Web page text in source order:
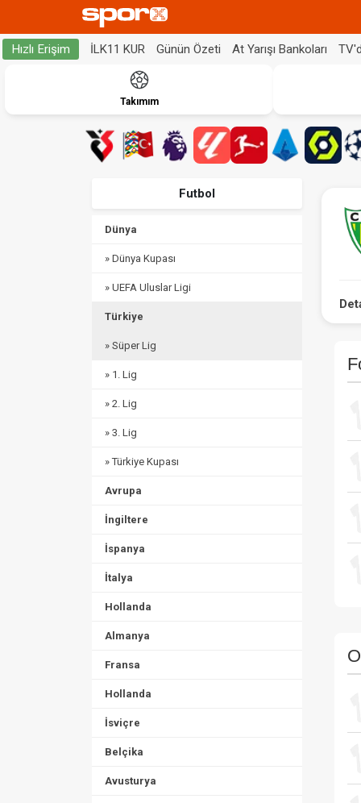
Hızlı Erişim İLK11 KUR Günün Özeti At Yarışı Bankoları
Takımım
Futbol
Dünya
» Dünya Kupası
» UEFA Uluslar Ligi
Türkiye
» Süper Lig
» 1. Lig
» 2. Lig
» 3. Lig
» Türkiye Kupası
Avrupa
İngiltere
İspanya
İtalya
Hollanda
Almanya
Fransa
Hollanda
İsviçre
Belçika
Avusturya